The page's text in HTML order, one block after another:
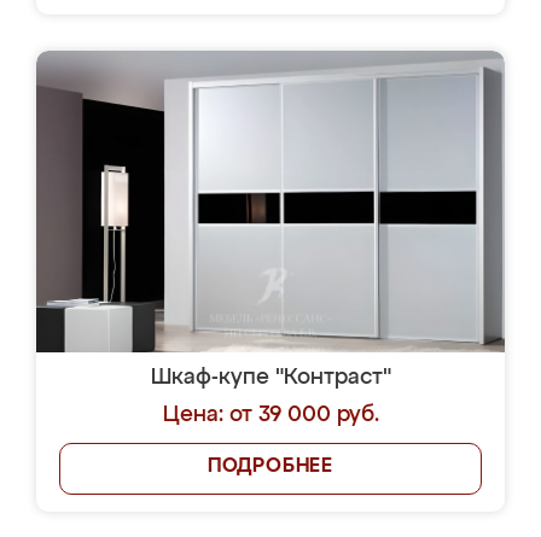
Шкаф-купе "Контраст"
Цена: от 39 000 руб.
ПОДРОБНЕЕ